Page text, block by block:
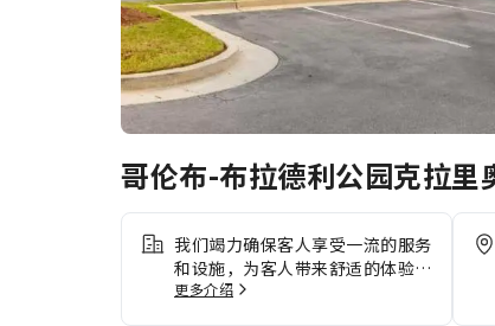
哥伦布-布拉德利公园克拉里
我们竭力确保客人享受一流的服务
和设施，为客人带来舒适的体验。
若驾车前来，您可以享受住宿内提
更多介绍